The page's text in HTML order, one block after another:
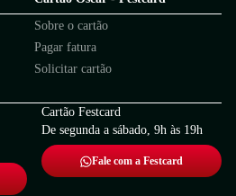
Sobre o cartão
Pagar fatura
Solicitar cartão
Cartão Festcard
De segunda a sábado, 9h às 19h
Fale com a Festcard